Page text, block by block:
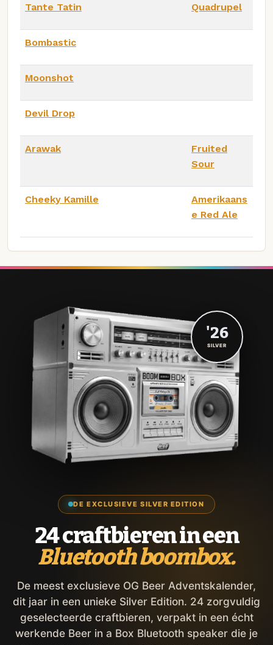
Tante Tatin Quadrupel
Bombastic
Moonshot
Devil Drop
Arawak
Fruited
Sour
Cheeky Kamille
Amerikaans
e Red Ale
DE EXCLUSIEVE SILVER EDITION
24 craftbieren in een
Bluetooth boombox.
De meest exclusieve OG Beer Adventskalender,
dit jaar in een unieke Silver Edition. 24 zorgvuldig
geselecteerde craftbieren, verpakt in een écht
werkende Beer in a Box Bluetooth speaker die je
'26
SILVER